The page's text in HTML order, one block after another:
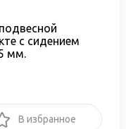
с сидением
мм.
В избранное